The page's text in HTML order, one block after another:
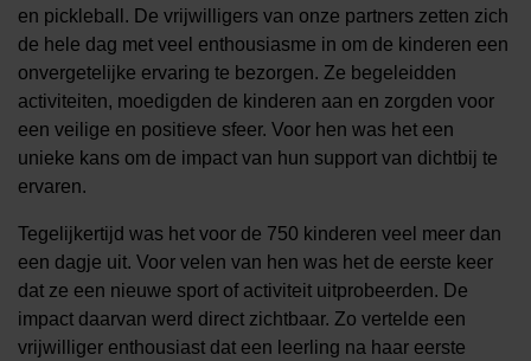
en pickleball. De vrijwilligers van onze partners zetten zich
de hele dag met veel enthousiasme in om de kinderen een
onvergetelijke ervaring te bezorgen. Ze begeleidden
activiteiten, moedigden de kinderen aan en zorgden voor
een veilige en positieve sfeer. Voor hen was het een
unieke kans om de impact van hun support van dichtbij te
ervaren.
Tegelijkertijd was het voor de 750 kinderen veel meer dan
een dagje uit. Voor velen van hen was het de eerste keer
dat ze een nieuwe sport of activiteit uitprobeerden. De
impact daarvan werd direct zichtbaar. Zo vertelde een
vrijwilliger enthousiast dat een leerling na haar eerste